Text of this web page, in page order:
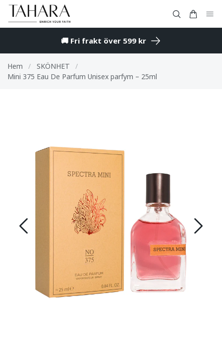
🚚 Fri frakt över 599 kr
Hem / SKÖNHET
/
Mini 375 Eau De Parfum Unisex parfym – 25ml